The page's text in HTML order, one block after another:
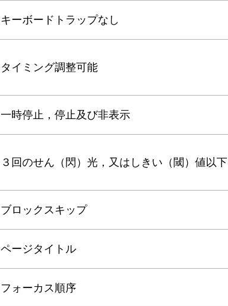
キーボードトラップなし
タイミング調整可能
一時停止，停止及び非表示
３回のせん（閃）光，又はしきい（閾）値以下
ブロックスキップ
ページタイトル
フォーカス順序